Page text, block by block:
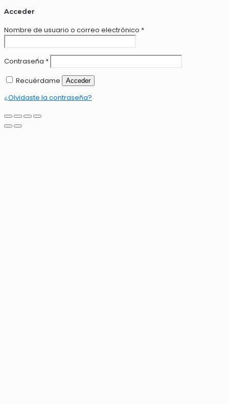
Acceder
Nombre de usuario o correo electrónico *
Contraseña *
Recuérdame
Acceder
¿Olvidaste la contraseña?